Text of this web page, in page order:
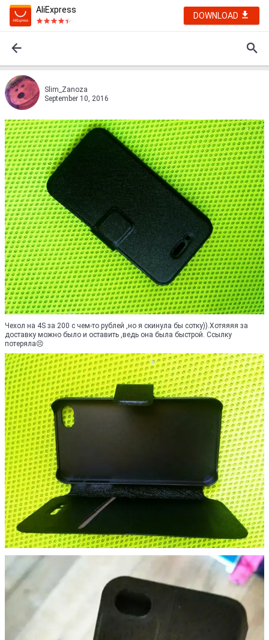
AliExpress
DOWNLOAD
Slim_Zanoza
September 10, 2016
Чехол на 4S за 200 с чем-то рублей ,но я скинула бы сотку)).Хотяяяя за
доставку можно было и оставить ,ведь она была быстрой. Ссылку
потеряла😣